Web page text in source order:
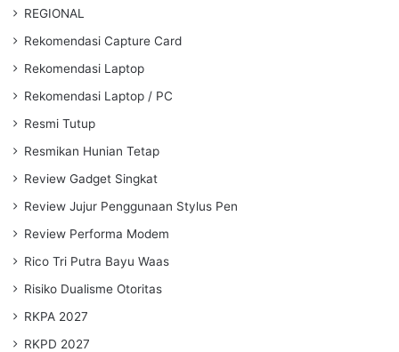
REGIONAL
Rekomendasi Capture Card
Rekomendasi Laptop
Rekomendasi Laptop / PC
Resmi Tutup
Resmikan Hunian Tetap
Review Gadget Singkat
Review Jujur Penggunaan Stylus Pen
Review Performa Modem
Rico Tri Putra Bayu Waas
Risiko Dualisme Otoritas
RKPA 2027
RKPD 2027